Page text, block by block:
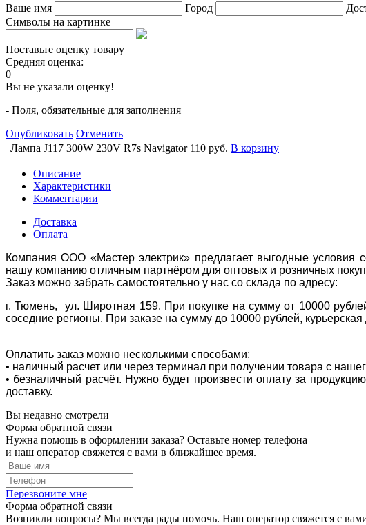
Ваше имя Город
Символы на картинке
Поставьте оценку товару
Средняя оценка:
0
Вы не указали оценку!
- Поля, обязательные для заполнения
Опубликовать Отменить
Лампа J117 300W 230V R7s Navigator 110 руб. В корзину
Описание
Характеристики
Комментарии
Доставка
Оплата
Компания ООО «Мастер электрик» предлагает выгодные условия
нашу компанию отличным партнёром для оптовых и розничных
Заказ можно забрать самостоятельно у нас со склада по адресу:
г. Тюмень, ул. Широтная 159. При покупке на сумму от 10000
соседние регионы. При заказе на сумму до 10000 рублей,
Оплатить заказ можно несколькими способами:
• наличный расчет или через терминал при получении товара с
• безналичный расчёт. Нужно будет произвести оплату за
доставку.
Вы недавно смотрели
Форма обратной связи
Нужна помощь в оформлении заказа? Оставьте номер телефона
и наш оператор свяжется с вами в ближайшее время.
Перезвоните мне
Форма обратной связи
Возникли вопросы? Мы всегда рады помочь. Наш оператор свяжется с